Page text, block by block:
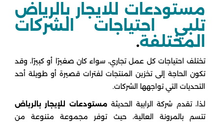
مستودعات للايجار بالرياض
تلبي احتياجات الشركات
المختلفة.
تختلف احتياجات كل عمل تجاري، سواء كان صغيرًا أو كبيرًا، وقد
تكون الحاجة إلى تخزين المنتجات لفترات قصيرة أو طويلة أحد
التحديات التي تواجهها الشركات.
لذا، تقدم شركة الرابية الحديثة مستودعات للإيجار بالرياض
تتسم بالمرونة العالية، حيث توفر مجموعة متنوعة من